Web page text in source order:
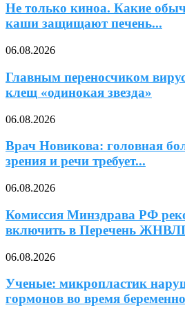
Не только киноа. Какие
каши защищают печень...
06.08.2026
Главным переносчиком
клещ «одинокая звезда»
06.08.2026
Врач Новикова: головная
зрения и речи требует...
06.08.2026
Комиссия Минздрава РФ
включить в Перечень
06.08.2026
Ученые: микропластик
гормонов во время